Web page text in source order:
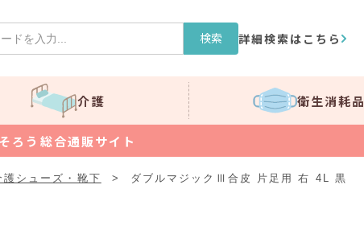
検索 詳細検索はこちら
介護 衛生消耗品
ろう総合通販サイト
護シューズ・靴下 > ダブルマジックⅢ合皮 片足用 右 4L 黒